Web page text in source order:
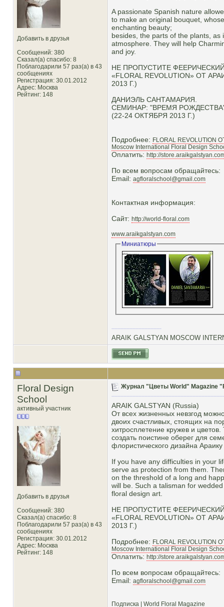
Добавить в друзья
Сообщений: 380
Сказал(а) спасибо: 8
Поблагодарили 57 раз(а) в 43
сообщениях
Регистрация: 30.01.2012
Адрес: Москва
Рейтинг: 148
A passionate Spanish nature
to make an original bouquet,
enchanting beauty;
besides, the parts of the plants,
atmosphere. They will help
and joy.
НЕ ПРОПУСТИТЕ
«FLORAL REVOLUTION» ОТ
2013 Г.)
ДАНИЭЛЬ САНТАМАРИЯ.
СЕМИНАР: "ВРЕМЯ
(22-24 ОКТЯБРЯ 2013 Г.)
Подробнее: FLORAL
Moscow International Floral Design
Оплатить: http://
По всем вопросам обращайтесь:
Email: agfloralschool@gmail.com
Контактная информация:
Сайт: http://world-floral.com
www.araikgalstyan.com
Миниатюры
ARAIK GALSTYAN MOSCOW
Floral Design
School
активный участник
Добавить в друзья
Сообщений: 380
Сказал(а) спасибо: 8
Поблагодарили 57 раз(а) в 43
сообщениях
Регистрация: 30.01.2012
Адрес: Москва
Рейтинг: 148
Журнал "Цветы World" Magazine
ARAIK GALSTYAN (Russia)
От всех жизненных невзгод
двоих счастливых, стоящих на
хитросплетение кружев и
создать поистине оберег для
флористического дизайна Араику
If you have any difficulties in your
serve as protection from them.
on the threshold of a long and
will be. Such a talisman for
floral design art.
НЕ ПРОПУСТИТЕ
«FLORAL REVOLUTION» ОТ
2013 Г.)
Подробнее: FLORAL
Moscow International Floral Design
Оплатить: http://
По всем вопросам обращайтесь:
Email: agfloralschool@gmail.com
Подписка | World Floral Magazine